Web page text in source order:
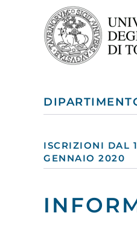
ISCRIZIONI DAL
GENNAIO 2020